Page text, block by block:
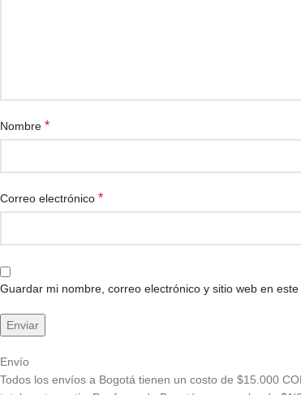
Nombre *
Correo electrónico *
Guardar mi nombre, correo electrónico y sitio web en
Envío
Todos los envíos a Bogotá tienen un costo de $15.000